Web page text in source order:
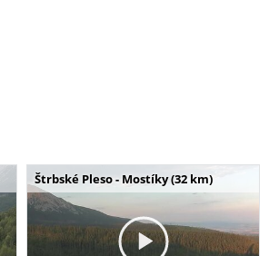
Štrbské Pleso - Mostíky (32 km)